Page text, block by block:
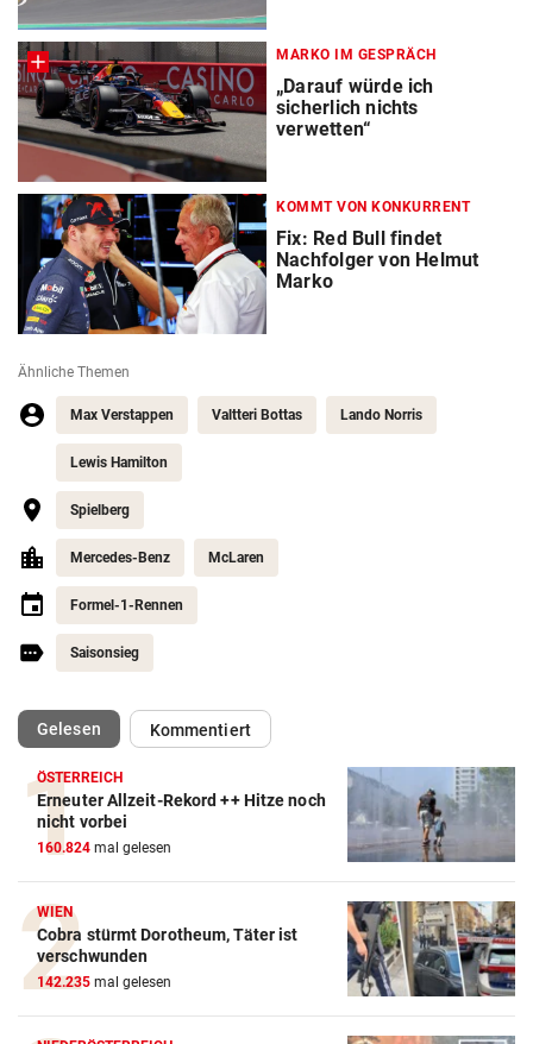
MARKO IM GESPRÄCH
„Darauf würde ich
sicherlich nichts
verwetten“
KOMMT VON KONKURRENT
Fix: Red Bull findet
Nachfolger von Helmut
Marko
Ähnliche Themen
Max Verstappen Valtteri Bottas Lando Norris
Lewis Hamilton
Spielberg
Mercedes-Benz McLaren
Formel-1-Rennen
Saisonsieg
Gelesen(ausgewählt)Kommentiert
ÖSTERREICH
Erneuter Allzeit-Rekord ++ Hitze noch
nicht vorbei
160.824 mal gelesen
WIEN
Cobra stürmt Dorotheum, Täter ist
verschwunden
142.235 mal gelesen
Action-Cam Vergleich
ZUM VERGLEICH
Crosstrainer Vergleich
ZUM VERGLEICH
E-Bike Vergleich
ZUM VERGLEICH